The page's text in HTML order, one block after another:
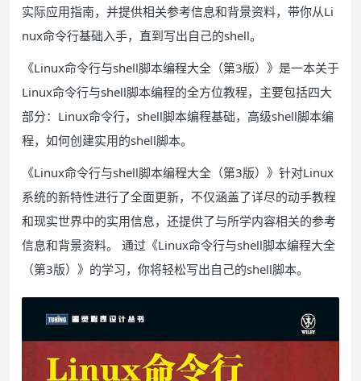
实际应用指南，并提供相关参考信息和背景资料，带你从Li
nux命令行基础入手，直到写出自己的shell。
《Linux命令行与shell脚本编程大全（第3版）》是一本关于
Linux命令行与shell脚本编程的全方位教程，主要包括四大
部分：Linux命令行，shell脚本编程基础，高级shell脚本编
程，如何创建实用的shell脚本。
《Linux命令行与shell脚本编程大全（第3版）》针对Linux
系统的新特性进行了全面更新，不仅涵盖了详尽的动手教程
和现实世界中的实用信息，还提供了与所学内容相关的参考
信息和背景资料。 通过《Linux命令行与shell脚本编程大全
（第3版）》的学习，你将轻松写出自己的shell脚本。